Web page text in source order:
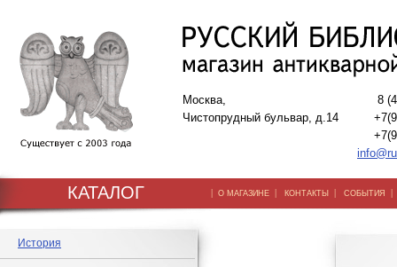
Москва,
Чистопрудный бульвар, д.14
8
КАТАЛОГ | О МАГАЗИНЕ | КОНТАКТЫ | СОБЫТИЯ
История